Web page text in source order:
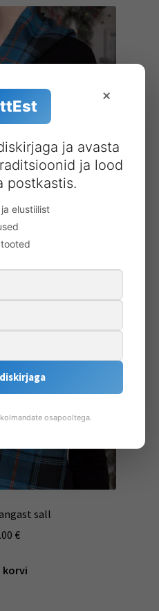
€
sall
€
korvi
×
ja avasta
ja lood
postkastis.
elustiilist
osapooltega.